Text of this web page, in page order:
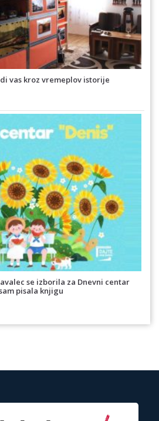
vas kroz vremeplov istorije
se izborila za Dnevni centar
pisala knjigu